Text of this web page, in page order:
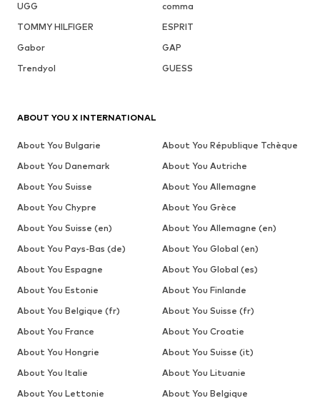
UGG
comma
TOMMY HILFIGER
ESPRIT
Gabor
GAP
Trendyol
GUESS
ABOUT YOU X INTERNATIONAL
About You Bulgarie
About You République Tchèque
About You Danemark
About You Autriche
About You Suisse
About You Allemagne
About You Chypre
About You Grèce
About You Suisse (en)
About You Allemagne (en)
About You Pays-Bas (de)
About You Global (en)
About You Espagne
About You Global (es)
About You Estonie
About You Finlande
About You Belgique (fr)
About You Suisse (fr)
About You France
About You Croatie
About You Hongrie
About You Suisse (it)
About You Italie
About You Lituanie
About You Lettonie
About You Belgique